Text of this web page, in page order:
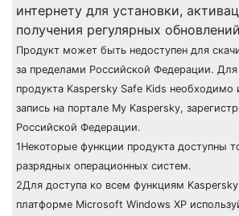
интернету для установки,
получения регулярных
Продукт может быть недоступен для
за пределами Российской Федерации. Для
продукта Kaspersky Safe Kids необходимо
запись на портале My Kaspersky,
Российской Федерации.
1Некоторые функции продукта доступны
разрядных операционных систем.
2Для доступа ко всем функциям
платформе Microsoft Windows XP